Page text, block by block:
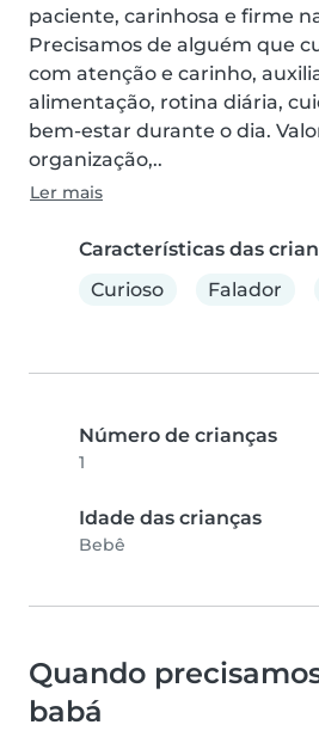
paciente, carinhosa e firme
Precisamos de alguém que
com atenção e carinho,
alimentação, rotina diária,
bem-estar durante o dia.
organização,..
Ler mais
Características das
Curioso
Falador
Número de crianças
1
Idade das crianças
Bebê
Quando
babá